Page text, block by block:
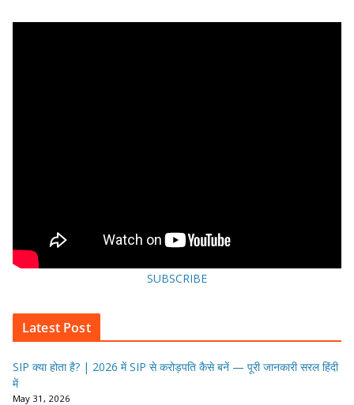
SUBSCRIBE
Latest Post
SIP क्या होता है? | 2026 में SIP से करोड़पति कैसे बनें — पूरी जानकारी सरल हिंदी
में
May 31, 2026